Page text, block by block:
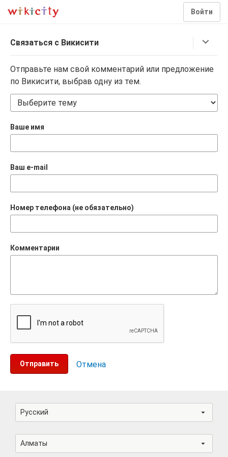
Войти
Связаться с Викисити
Отправьте нам свой комментарий или предложение
по Викисити, выбрав одну из тем.
Ваше имя
Ваш e-mail
Номер телефона (не обязательно)
Комментарии
Отправить Отмена
Русский
Алматы